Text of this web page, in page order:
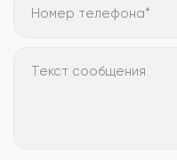
Номер телефона*
Текст сообщения